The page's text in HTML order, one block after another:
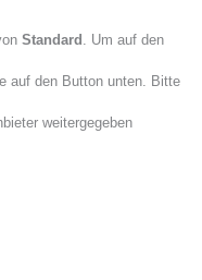
Standard . Um auf den
auf den Button unten. Bitte
weitergegeben